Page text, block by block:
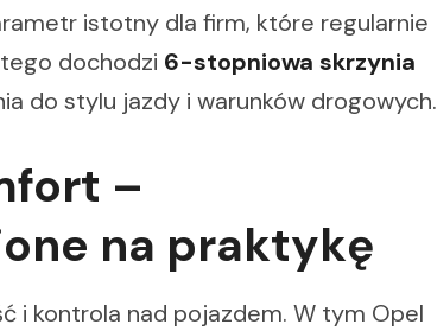
istotny dla firm, które regularnie
dochodzi 6-stopniowa skrzynia
do stylu jazdy i warunków drogowych.
–
na praktykę
i kontrola nad pojazdem. W tym Opel